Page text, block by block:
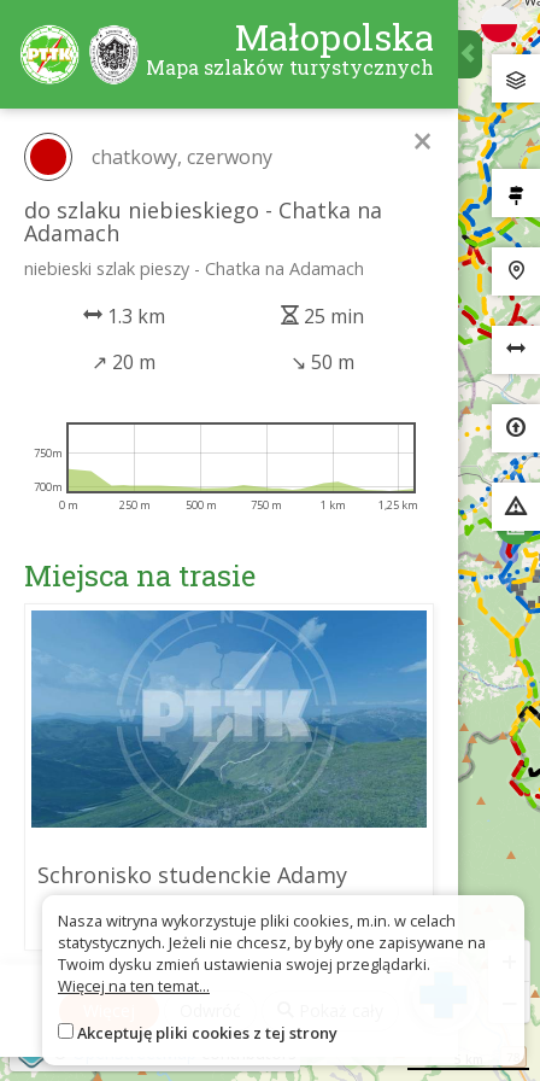
Małopolska
Mapa szlaków turystycznych
×
chatkowy, czerwony
do szlaku niebieskiego - Chatka na
Adamach
niebieski szlak pieszy - Chatka na Adamach
1.3 km
25 min
↗ 20 m ↘ 50 m
0 m 250 m 500 m 750 m 1 km 1,25 km
700m
750m
Miejsca na trasie
Schronisko studenckie Adamy
Pobierz jako GPX
Nasza witryna wykorzystuje pliki cookies, m.in. w celach
statystycznych. Jeżeli nie chcesz, by były one zapisywane na
Twoim dysku zmień ustawienia swojej przeglądarki.
Więcej na ten temat...
Akceptuję pliki cookies z tej strony